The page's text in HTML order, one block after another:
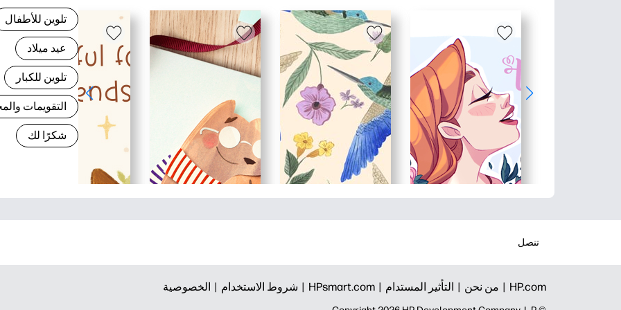
تلوين للأطفال
عيد ميلاد
تلوين للكبار
التقويمات
شكرًا لك
تنصل
HP.com | من نحن | التأثير المستدام | HPsmart.com | شروط الاستخدام | الخصوصية